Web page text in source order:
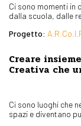
Ci sono momenti in
dalla scuola, dalle
Progetto:
Creare
Creativa che
Ci sono luoghi che
spazi e diventano